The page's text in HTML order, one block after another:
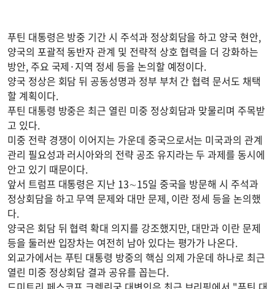
푸틴 대통령은 방중 기간 시 주석과 정상회담을 하고 양국 현안,
양국의 포괄적 동반자 관계 및 전략적 상호 협력을 더 강화하는
방안, 주요 국제·지역 정세 등을 논의할 예정이다.
양국 정상은 회담 뒤 공동성명과 정부 부처 간 협력 문서도 채택
할 계획이다.
푸틴 대통령 방중은 최근 열린 미중 정상회담과 맞물리며 주목받
고 있다.
미중 전략 경쟁이 이어지는 가운데 중국으로서는 미국과의 관계
관리 필요성과 러시아와의 전략 공조 유지라는 두 과제를 동시에
안고 있기 때문이다.
앞서 트럼프 대통령은 지난 13∼15일 중국을 방문해 시 주석과
정상회담을 하고 무역 문제와 대만 문제, 이란 정세 등을 논의했
다.
양국은 회담 뒤 협력 확대 의지를 강조했지만, 대만과 이란 문제
등을 둘러싼 입장차는 여전히 남아 있다는 평가가 나온다.
외교가에서는 푸틴 대통령 방중의 핵심 의제 가운데 하나로 최근
열린 미중 정상회담 결과 공유를 꼽는다.